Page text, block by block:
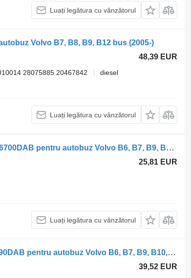
Luați legătura cu vânzătorul
Volvo B7, B8, B9, B12 bus (2005-)
48,39 EUR
28075885 20467842
diesel
Luați legătura cu vânzătorul
Autoradio Pioneer B12B (01.97-12.11) DEH-X6700DAB pentru autobuz Volvo B6, B7, B9, B10, B12 bus (1978-2011)
25,81 EUR
Luați legătura cu vânzătorul
Autoradio Pioneer B12B (01.97-12.11) MVH-290DAB pentru autobuz Volvo B6, B7, B9, B10, B12 bus (1978-2011)
39,52 EUR